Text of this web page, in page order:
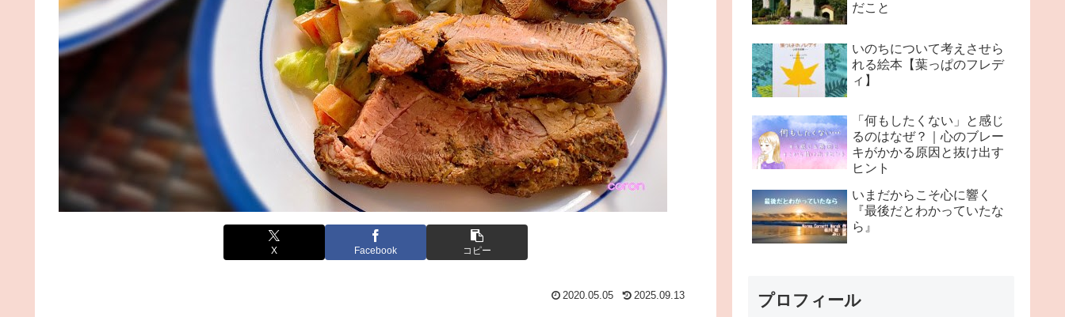
X Facebook コピー
2020.05.05 2025.09.13
だこと
いのちについて考えさせら
れる絵本【葉っぱのフレデ
ィ】
「何もしたくない」と感じ
るのはなぜ？｜心のブレー
キがかかる原因と抜け出す
ヒント
いまだからこそ心に響く
『最後だとわかっていたな
ら』
プロフィール